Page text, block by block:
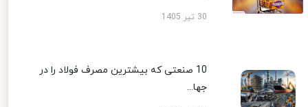
30 تیر 1405
10 صنعتی که بیشترین مصرف فولاد را در
جها...